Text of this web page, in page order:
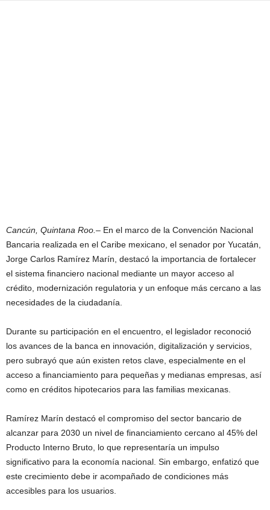
Cancún, Quintana Roo.– En el marco de la Convención Nacional
Bancaria realizada en el Caribe mexicano, el senador por Yucatán,
Jorge Carlos Ramírez Marín , destacó la importancia de fortalecer
el sistema financiero nacional mediante un mayor acceso al
crédito, modernización regulatoria y un enfoque más cercano a las
necesidades de la ciudadanía.
Durante su participación en el encuentro, el legislador reconoció
los avances de la banca en innovación, digitalización y servicios,
pero subrayó que aún existen retos clave, especialmente en el
acceso a financiamiento para pequeñas y medianas empresas, así
como en créditos hipotecarios para las familias mexicanas.
Ramírez Marín destacó el compromiso del sector bancario de
alcanzar para 2030 un nivel de financiamiento cercano al 45% del
Producto Interno Bruto, lo que representaría un impulso
significativo para la economía nacional. Sin embargo, enfatizó que
este crecimiento debe ir acompañado de condiciones más
accesibles para los usuarios.